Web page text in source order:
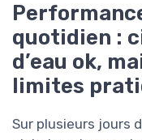
quotidien :
d’eau ok,
limites
Sur plusieurs jours